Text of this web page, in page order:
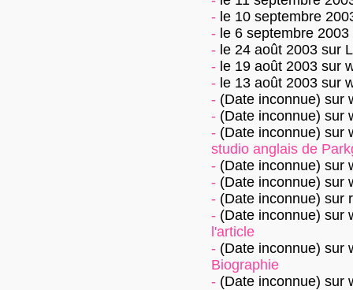
- le 10 septembre
- le 6 septembre 2003
- le 24 août 2003 sur
- le 19 août 2003 sur
- le 13 août 2003 sur
- (Date inconnue) sur
- (Date inconnue) sur
- (Date inconnue) sur
studio anglais de
- (Date inconnue) sur
- (Date inconnue) sur
- (Date inconnue) sur
- (Date inconnue) sur
l'article
- (Date inconnue) sur
Biographie
- (Date inconnue) sur